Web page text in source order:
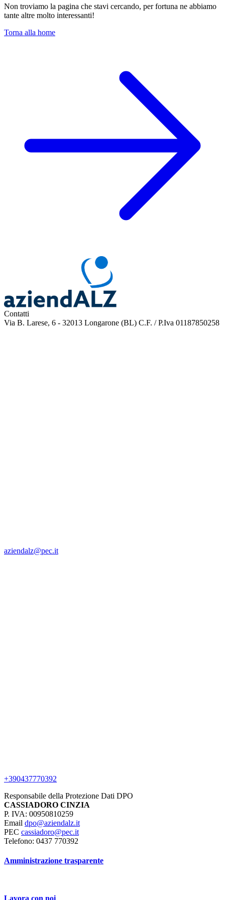
Non troviamo la pagina che stavi cercando, per fortuna ne abbiamo
tante altre molto interessanti!
Torna alla home
Contatti
Via B. Larese, 6 - 32013 Longarone (BL) C.F. / P.Iva 01187850258
aziendalz@pec.it
+390437770392
Responsabile della Protezione Dati DPO
CASSIADORO CINZIA
P. IVA: 00950810259
Email dpo@aziendalz.it
PEC cassiadoro@pec.it
Telefono: 0437 770392
Amministrazione trasparente
Lavora con noi